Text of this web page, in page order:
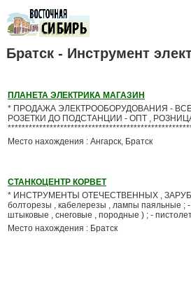
Братск - Инструмент
ПЛАНЕТА ЭЛЕКТРИКА МАГАЗИН
* ПРОДАЖА ЭЛЕКТРООБОРУДОВАНИЯ -
РОЗЕТКИ ДО ПОДСТАНЦИИ - ОПТ ,
Место нахождения : Ангарск, Братск
СТАНКОЦЕНТР КОРВЕТ
* ИНСТРУМЕНТЫ ОТЕЧЕСТВЕННЫХ ,
болторезы , кабелерезы , лампы паяльные ;
штыковые , снеговые , породные ) ; -
Место нахождения : Братск